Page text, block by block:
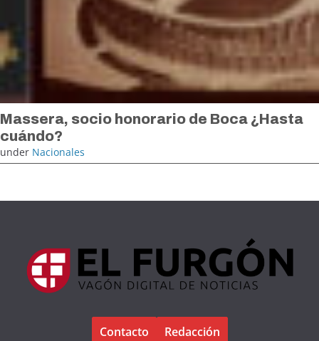
Massera, socio honorario de Boca ¿Hasta
cuándo?
under Nacionales
Contacto Redacción